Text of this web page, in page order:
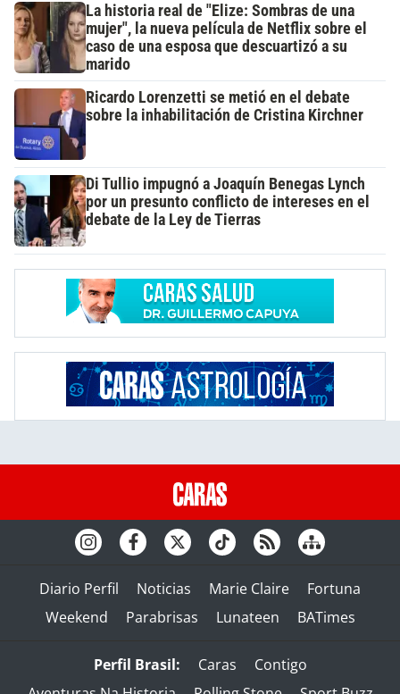
La historia real de "Elize: Sombras de una
mujer", la nueva película de Netflix sobre el
caso de una esposa que descuartizó a su
marido
Ricardo Lorenzetti se metió en el debate
sobre la inhabilitación de Cristina Kirchner
Di Tullio impugnó a Joaquín Benegas Lynch
por un presunto conflicto de intereses en el
debate de la Ley de Tierras
Diario Perfil Noticias Marie Claire
Fortuna
Weekend
Parabrisas Lunateen BATimes
Perfil Brasil: Caras
Contigo